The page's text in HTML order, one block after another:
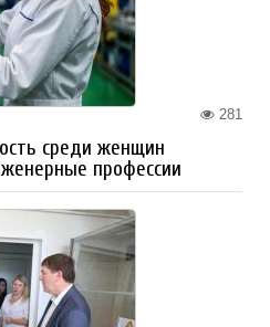
281
среди женщин
профессии